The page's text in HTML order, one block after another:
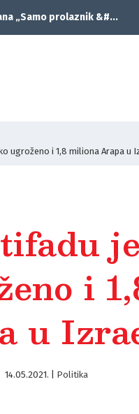
„Samo prolaznik &#...
ugroženo i 1,8 miliona Arapa u
i
u
14.05.2021. Politika